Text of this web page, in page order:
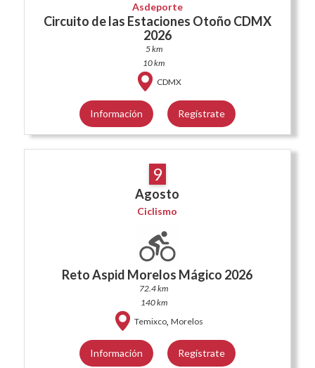
Asdeporte
Circuito de las Estaciones Otoño CDMX
2026
5 km
10 km
CDMX
Información Regístrate
9
Agosto
Ciclismo
Reto Aspid Morelos Mágico 2026
72.4 km
140 km
Temixco, Morelos
Información Regístrate